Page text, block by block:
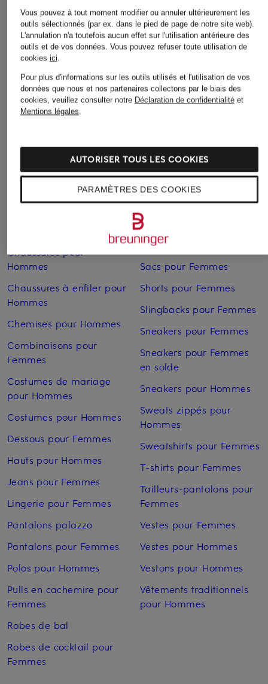
Autres catégories
Bikinis pour Femmes
Blazers pour Femmes
Blouses pour Femmes
Chaussures business pour
Hommes
Chaussures pour Femmes
Chaussures pour
Hommes
Chaussures à enfiler pour
Hommes
Chemises pour Hommes
Combinaisons pour
Femmes
Costumes de mariage
pour Hommes
Costumes pour Hommes
Dessous pour Femmes
Hauts pour Hommes
Jeans pour Femmes
Lingerie pour Femmes
Pantalons palazzo
Pantalons pour Femmes
Polos pour Hommes
Pulls en cachemire pour
Femmes
Robes de bal
Robes de cocktail pour
Femmes
pour Femmes
Robes de mariage pour
Femmes
Femmes
Robes pour Femmes
Robes pour Femmes
solde
Sacs pour Femmes
Sacs pour Femmes
Shorts pour Femmes
Slingbacks pour Femmes
Sneakers pour Femmes
Sneakers pour Femmes
en solde
Sneakers pour Hommes
Sweats zippés pour
Hommes
Sweatshirts pour Femmes
T-shirts pour Femmes
Tailleurs-pantalons pour
Femmes
Vestes pour Femmes
Vestes pour Hommes
Vestons pour Hommes
Vêtements traditionnels
pour Hommes
Vous pouvez à tout moment modifier ou annuler ultérieurement les
outils sélectionnés (par ex. dans le pied de page de notre site web).
L'annulation n'a toutefois aucun effet sur l'utilisation antérieure des
outils et de vos données. Vous pouvez refuser toute utilisation de
cookies ici.
Pour plus d'informations sur les outils utilisés et l'utilisation de vos
données que nous et nos partenaires collectons par le biais des
cookies, veuillez consulter notre Déclaration de confidentialitéet
Mentions légales.
PARAMÈTRES DES COOKIES
AUTORISER TOUS LES COOKIES